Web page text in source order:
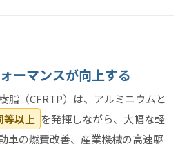
ーマンスが向上する
脂（CFRTP）は、アルミニウムと
等以上 を発揮しながら、大幅な軽
車の燃費改善、産業機械の高速駆